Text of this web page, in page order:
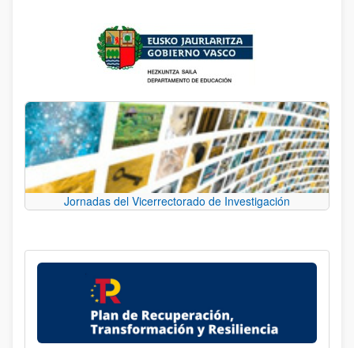
Jornadas del Vicerrectorado de Investigación